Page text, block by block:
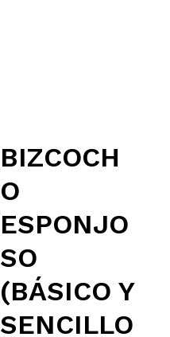
BIZCOCH
O
ESPONJO
SO
(BÁSICO Y
SENCILLO